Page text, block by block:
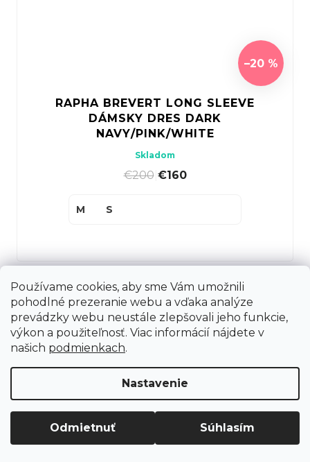
Používame cookies, aby sme Vám umožnili
pohodlné prezeranie webu a vďaka analýze
prevádzky webu neustále zlepšovali jeho funkcie,
výkon a použiteľnosť. Viac informácií nájdete v
našich podmienkach.
Nastavenie
Odmietnuť Súhlasím
–20 %
RAPHA BREVERT LONG SLEEVE
DÁMSKY DRES DARK
NAVY/PINK/WHITE
Skladom
€200| €160
M S
v
á
Načítať 16 ďalších
S
r
á
n
o
1 2
Hore